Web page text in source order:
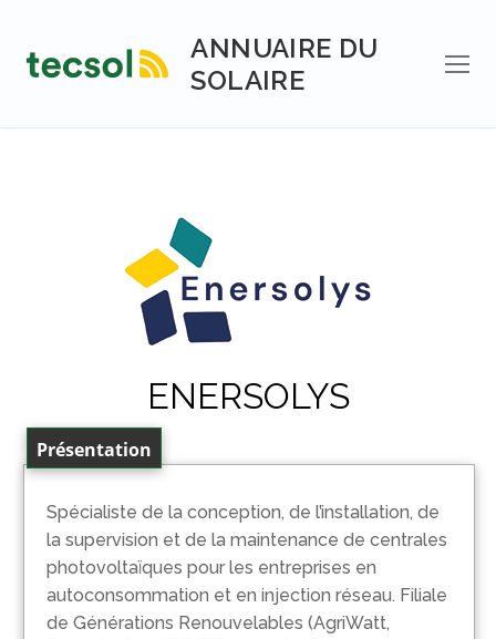
contenu
ANNUAIRE DU
SOLAIRE
ENERSOLYS
Présentation
Spécialiste de la conception, de l’installation, de
la supervision et de la maintenance de centrales
photovoltaïques pour les entreprises en
autoconsommation et en injection réseau. Filiale
de Générations Renouvelables (AgriWatt,